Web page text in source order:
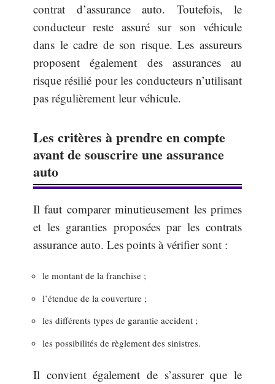
contrat d’assurance auto. Toutefois, le
conducteur reste assuré sur son véhicule
dans le cadre de son risque. Les assureurs
proposent également des assurances au
risque résilié pour les conducteurs n’utilisant
pas régulièrement leur véhicule.
Les critères à prendre en compte
avant de souscrire une assurance
auto
Il faut comparer minutieusement les primes
et les garanties proposées par les contrats
assurance auto. Les points à vérifier sont :
le montant de la franchise ;
l’étendue de la couverture ;
les différents types de garantie accident ;
les possibilités de règlement des sinistres.
Il convient également de s’assurer que le